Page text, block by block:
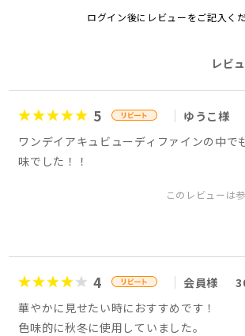
ログイン後にレビューをご記入く
レビ
5 ゆうこ様
ワンデイアキュビューディファインの中で
味でした！！
このレビューは
4 会員様
華やかに見せたい時におすすめです！
色味的に秋冬に使用していました。